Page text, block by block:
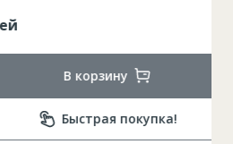
покупка!